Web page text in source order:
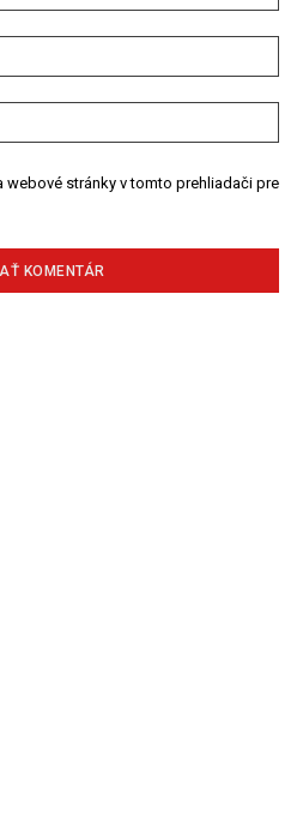
webové stránky v tomto prehliadači pre